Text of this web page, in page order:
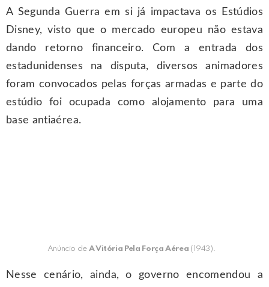
A Segunda Guerra em si já impactava os Estúdios
Disney, visto que o mercado europeu não estava
dando retorno financeiro. Com a entrada dos
estadunidenses na disputa, diversos animadores
foram convocados pelas forças armadas e parte do
estúdio foi ocupada como alojamento para uma
base antiaérea.
Anúncio de A Vitória Pela Força Aérea (1943).
Nesse cenário, ainda, o governo encomendou a